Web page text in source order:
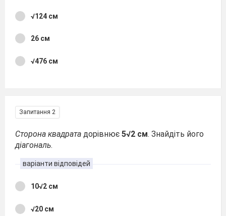
√124 см
26 см
√476 см
Запитання 2
Сторона квадрата дорівнює 5√2 см. Знайдіть його
діагональ.
варіанти відповідей
10√2 см
√20 см